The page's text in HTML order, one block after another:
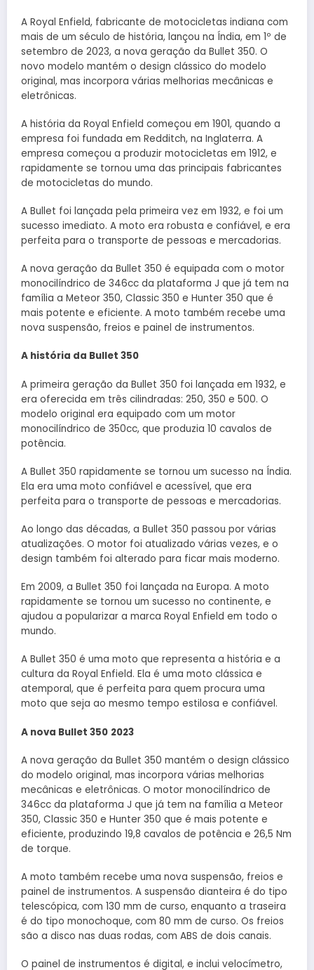
A Royal Enfield, fabricante de motocicletas indiana com
mais de um século de história, lançou na Índia, em 1º de
setembro de 2023, a nova geração da Bullet 350. O
novo modelo mantém o design clássico do modelo
original, mas incorpora várias melhorias mecânicas e
eletrônicas.
A história da Royal Enfield começou em 1901, quando a
empresa foi fundada em Redditch, na Inglaterra. A
empresa começou a produzir motocicletas em 1912, e
rapidamente se tornou uma das principais fabricantes
de motocicletas do mundo.
A Bullet foi lançada pela primeira vez em 1932, e foi um
sucesso imediato. A moto era robusta e confiável, e era
perfeita para o transporte de pessoas e mercadorias.
A nova geração da Bullet 350 é equipada com o motor
monocilíndrico de 346cc da plataforma J que já tem na
família a Meteor 350, Classic 350 e Hunter 350 que é
mais potente e eficiente. A moto também recebe uma
nova suspensão, freios e painel de instrumentos.
A história da Bullet 350
A primeira geração da Bullet 350 foi lançada em 1932, e
era oferecida em três cilindradas: 250, 350 e 500. O
modelo original era equipado com um motor
monocilíndrico de 350cc, que produzia 10 cavalos de
potência.
A Bullet 350 rapidamente se tornou um sucesso na Índia.
Ela era uma moto confiável e acessível, que era
perfeita para o transporte de pessoas e mercadorias.
Ao longo das décadas, a Bullet 350 passou por várias
atualizações. O motor foi atualizado várias vezes, e o
design também foi alterado para ficar mais moderno.
Em 2009, a Bullet 350 foi lançada na Europa. A moto
rapidamente se tornou um sucesso no continente, e
ajudou a popularizar a marca Royal Enfield em todo o
mundo.
A Bullet 350 é uma moto que representa a história e a
cultura da Royal Enfield. Ela é uma moto clássica e
atemporal, que é perfeita para quem procura uma
moto que seja ao mesmo tempo estilosa e confiável.
A nova Bullet 350 2023
A nova geração da Bullet 350 mantém o design clássico
do modelo original, mas incorpora várias melhorias
mecânicas e eletrônicas. O motor monocilíndrico de
346cc da plataforma J que já tem na família a Meteor
350, Classic 350 e Hunter 350 que é mais potente e
eficiente, produzindo 19,8 cavalos de potência e 26,5 Nm
de torque.
A moto também recebe uma nova suspensão, freios e
painel de instrumentos. A suspensão dianteira é do tipo
telescópica, com 130 mm de curso, enquanto a traseira
é do tipo monochoque, com 80 mm de curso. Os freios
são a disco nas duas rodas, com ABS de dois canais.
O painel de instrumentos é digital, e inclui velocímetro,